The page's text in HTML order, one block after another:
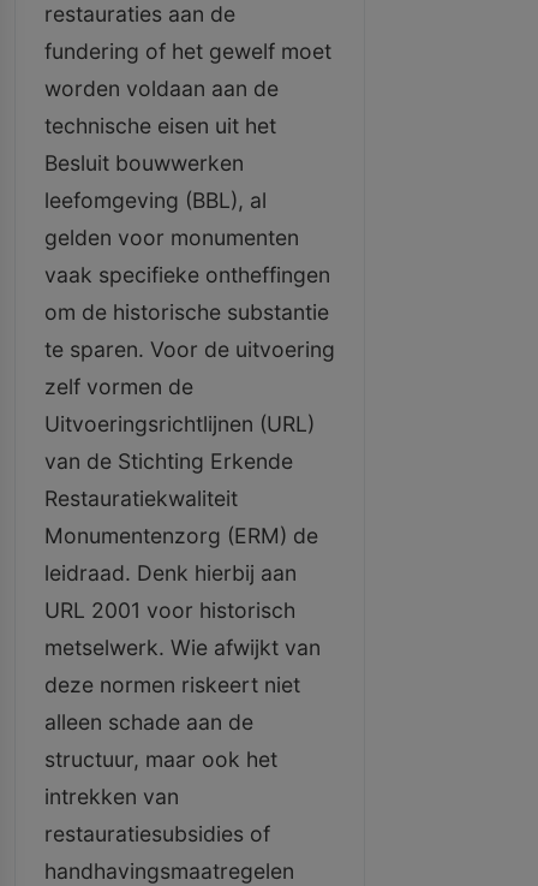
restauraties aan de
fundering of het gewelf moet
worden voldaan aan de
technische eisen uit het
Besluit bouwwerken
leefomgeving (BBL), al
gelden voor monumenten
vaak specifieke ontheffingen
om de historische substantie
te sparen. Voor de uitvoering
zelf vormen de
Uitvoeringsrichtlijnen (URL)
van de Stichting Erkende
Restauratiekwaliteit
Monumentenzorg (ERM) de
leidraad. Denk hierbij aan
URL 2001 voor historisch
metselwerk. Wie afwijkt van
deze normen riskeert niet
alleen schade aan de
structuur, maar ook het
intrekken van
restauratiesubsidies of
handhavingsmaatregelen